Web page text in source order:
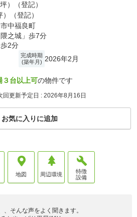
）（登記）
（登記）
中福良町
之城」歩7分
2分
完成時期
(築年月) 2026年2月
３台以上可の物件です
更新予定日 : 2026年8月16日
お気に入りに追加
地図 周辺環境
特徴
設備
そんな声をよく聞きます。